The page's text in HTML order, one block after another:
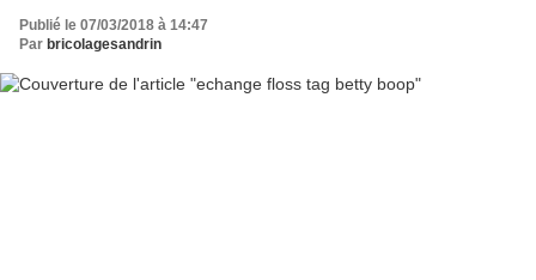
Publié le 07/03/2018 à 14:47
Par bricolagesandrin